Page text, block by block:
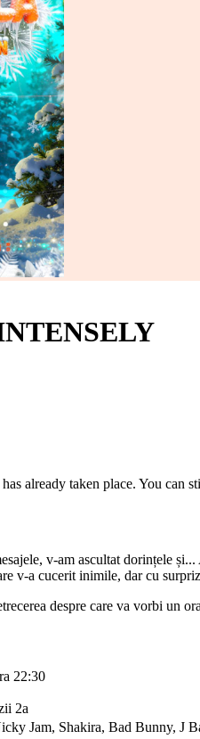
already taken place. You can
v-am ascultat dorințele
v-a cucerit inimile, dar cu
despre care va vorbi un
22:30
2a
Jam, Shakira, Bad Bunny, J